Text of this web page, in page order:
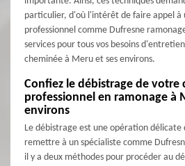
particulier, d'où l'intérêt de faire appel à
professionnel comme Dufresne
services pour tous vos besoins
cheminée à Meru et ses environs.
Confiez le débistrage de votre
professionnel en ramonage à
environs
Le débistrage est une opération
remettre à un spécialiste comme
il y a deux méthodes pour procéder au